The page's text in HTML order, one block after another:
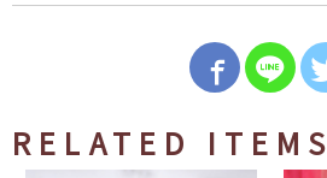
RELATED ITEMS